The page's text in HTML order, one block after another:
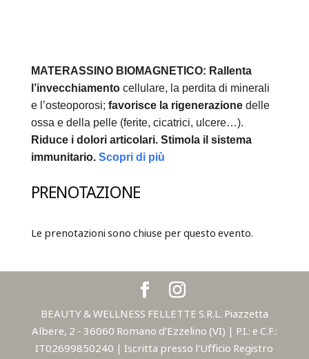
MATERASSINO BIOMAGNETICO: Rallenta
l’invecchiamentocellulare, la perdita di minerali
e l’osteoporosi; favorisce la rigenerazionedelle
ossa e della pelle (ferite, cicatrici, ulcere…).
Riduce i dolori articolari. Stimola il sistema
immunitario. Scopri di più
PRENOTAZIONE
Le prenotazioni sono chiuse per questo evento.
BEAUTY & WELLNESS FELLETTE S.R.L. Piazzetta
Albere, 2 - 36060 Romano d'Ezzelino (VI) | P.I.: e C.F.:
IT02699850240 | Iscritta presso l'Ufficio Registro